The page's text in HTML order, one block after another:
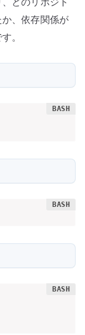
、依存関係が
。